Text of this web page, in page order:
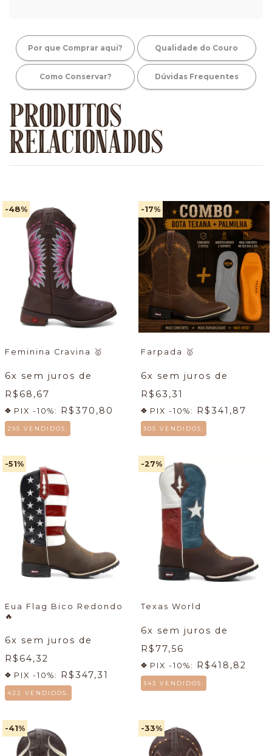
Por que Comprar aqui? Qualidade do Couro
Como Conservar? Dúvidas Frequentes
PRODUTOS
RELACIONADOS
-48%
Feminina Cravina 🥇
6x sem juros de
R$68,67
PIX -10%: R$370,80
295 VENDIDOS.
-17%
Farpada 🥇
6x sem juros de
R$63,31
PIX -10%: R$341,87
305 VENDIDOS.
-51%
Eua Flag Bico Redondo
🔥
6x sem juros de
R$64,32
PIX -10%: R$347,31
422 VENDIDOS.
-27%
Texas World
6x sem juros de
R$77,56
PIX -10%: R$418,82
343 VENDIDOS.
-41% -33%